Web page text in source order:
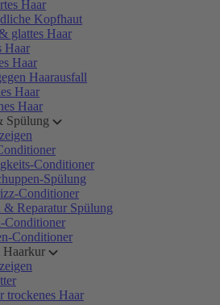
Haar
Kopfhaut
glattes Haar
Haar
Haar
Haarausfall
Haar
Haar
Spülung
Conditioner
Spülung
Conditioner
& Reparatur Spülung
Conditioner
Conditioner
Haarkur
trockenes Haar